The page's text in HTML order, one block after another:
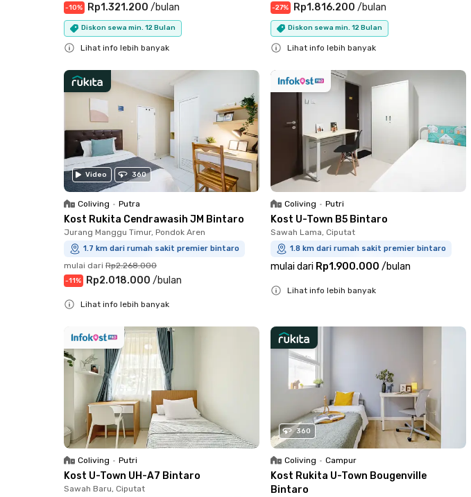
-10% Rp1.321.200 /bulan
Diskon sewa min. 12 Bulan
Lihat info lebih banyak
-27% Rp1.816.200 /bulan
Diskon sewa min. 12 Bulan
Lihat info lebih banyak
Video 360
Coliving • Putra
Kost Rukita Cendrawasih JM Bintaro
Jurang Manggu Timur, Pondok Aren
1.7 km dari rumah sakit premier bintaro
mulai dari Rp2.268.000
-11% Rp2.018.000 /bulan
Lihat info lebih banyak
Coliving • Putri
Kost U-Town B5 Bintaro
Sawah Lama, Ciputat
1.8 km dari rumah sakit premier bintaro
mulai dari Rp1.900.000 /bulan
Lihat info lebih banyak
Coliving • Putri
Kost U-Town UH-A7 Bintaro
Sawah Baru, Ciputat
360
Coliving • Campur
Kost Rukita U-Town Bougenville
Bintaro